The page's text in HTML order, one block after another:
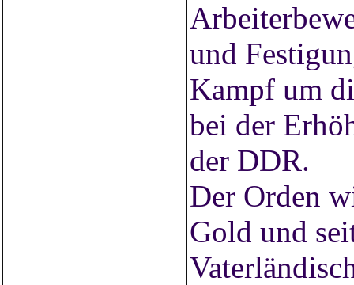
und
Kampf um
bei der
der DDR.
Der Orden
Gold und